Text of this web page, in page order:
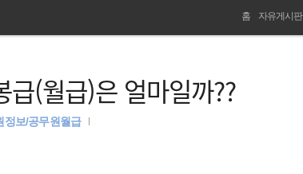
홈 자유게시판
(월급)은 얼마일까??
정보/공무원월급